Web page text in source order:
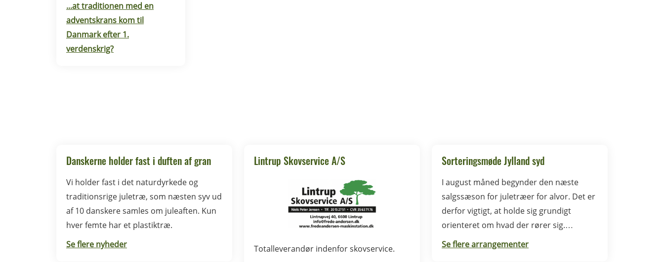
...at traditionen med en
adventskrans kom til
Danmark efter 1.
verdenskrig?
Danskerne holder fast i duften af gran
Vi holder fast i det naturdyrkede og
traditionsrige juletræ, som næsten syv ud
af 10 danskere samles om juleaften. Kun
hver femte har et plastiktræ.
Se flere nyheder
Lintrup Skovservice A/S
Totalleverandør indenfor skovservice.
Sorteringsmøde Jylland syd
I august måned begynder den næste
salgssæson for juletræer for alvor. Det er
derfor vigtigt, at holde sig grundigt
orienteret om hvad der rører sig.
Sorteringsmødet i Syddanmark foregår i
Se flere arrangementer